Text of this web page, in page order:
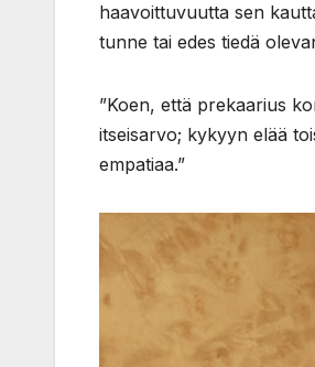
haavoittuvuutta sen
tunne tai edes tiedä
”Koen, että prekaarius
itseisarvo; kykyyn elää
empatiaa.”